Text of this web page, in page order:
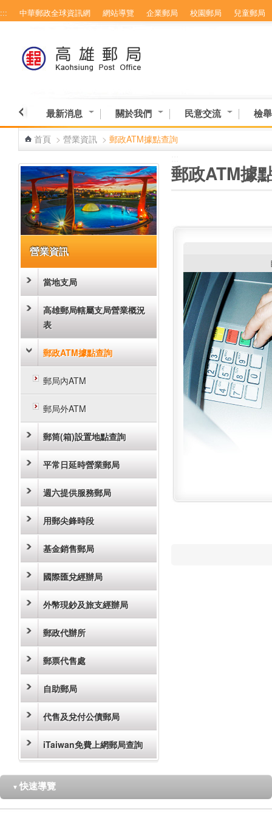
跳到主要內容區塊
::: 中華郵政全球資訊網 網站導覽 企業郵局 校園郵局 兒童郵局
最新消息 關於我們 民意交流 檢
首頁 > 營業資訊 > 郵政ATM據點查詢
營業資訊
當地支局
高雄郵局轄屬支局營業概況
表
郵政ATM據點查詢
郵局內ATM
郵局外ATM
郵筒(箱)設置地點查詢
平常日延時營業郵局
週六提供服務郵局
用郵尖鋒時段
基金銷售郵局
國際匯兌經辦局
外幣現鈔及旅支經辦局
郵政代辦所
郵票代售處
自助郵局
代售及兌付公債郵局
iTaiwan免費上網郵局查詢
郵政ATM據
▼ 快速導覽